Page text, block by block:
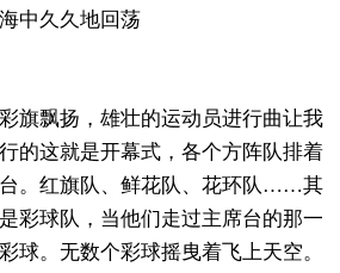
中久久地回荡
飘扬，雄壮的运动员进行曲让我
的这就是开幕式，各个方阵队排着
。红旗队、鲜花队、花环队……其
彩球队，当他们走过主席台的那一
球。无数个彩球摇曳着飞上天空。